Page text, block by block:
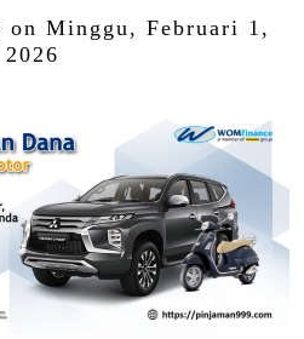
on Minggu, Februari 1,
2026